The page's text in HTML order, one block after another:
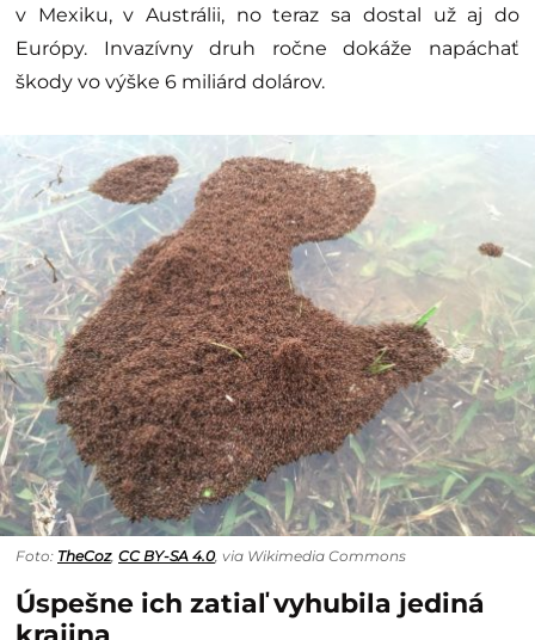
v Mexiku, v Austrálii, no teraz sa dostal už aj do
Európy. Invazívny druh ročne dokáže napáchať
škody vo výške 6 miliárd dolárov.
Foto: TheCoz, CC BY-SA 4.0, via Wikimedia Commons
Úspešne ich zatiaľ vyhubila jediná